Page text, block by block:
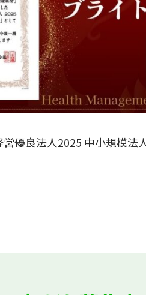
優良法人2025 中小規模法